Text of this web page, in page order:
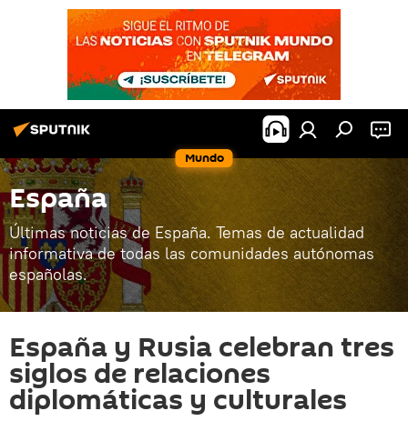
Mundo
España
Últimas noticias de España. Temas de actualidad
informativa de todas las comunidades autónomas
españolas.
España y Rusia celebran tres
siglos de relaciones
diplomáticas y culturales